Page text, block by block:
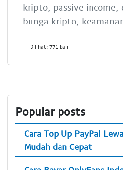
kripto, passive income,
bunga kripto,
Dilihat: 771 kali
Popular posts
Cara Top Up PayPal
Mudah dan Cepat